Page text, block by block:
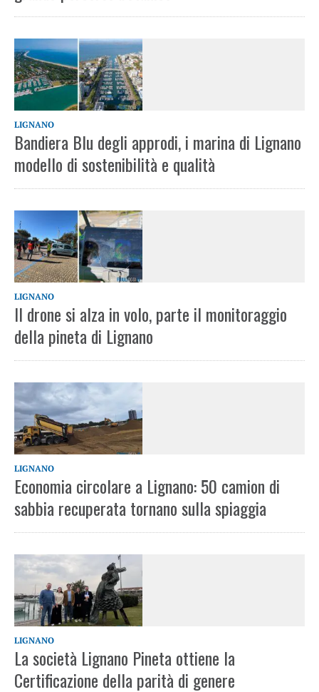
LIGNANO
Bandiera Blu degli approdi, i marina di Lignano
modello di sostenibilità e qualità
LIGNANO
Il drone si alza in volo, parte il monitoraggio
della pineta di Lignano
LIGNANO
Economia circolare a Lignano: 50 camion di
sabbia recuperata tornano sulla spiaggia
LIGNANO
La società Lignano Pineta ottiene la
Certificazione della parità di genere